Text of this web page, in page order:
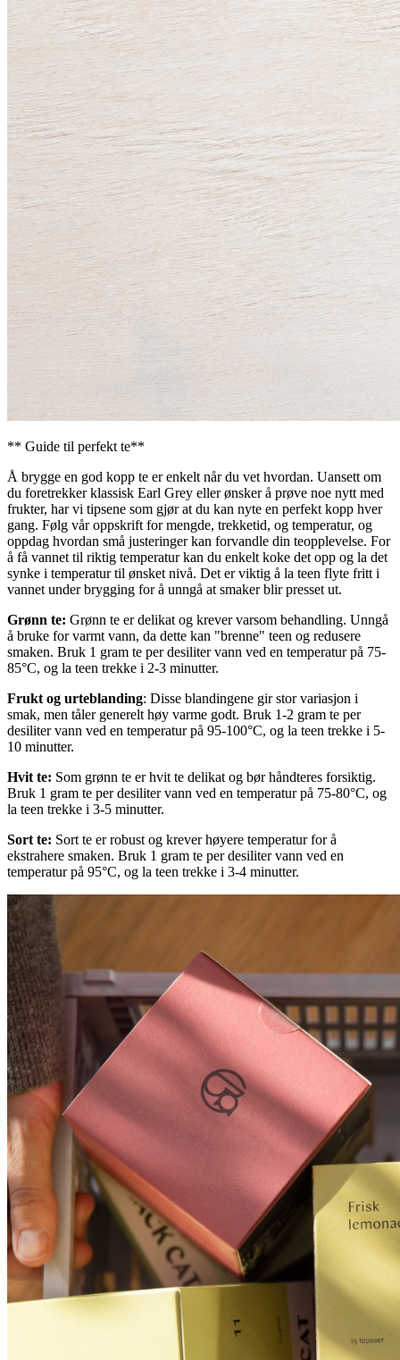
** Guide til perfekt te**
Å brygge en god kopp te er enkelt når du vet hvordan. Uansett om
du foretrekker klassisk Earl Grey eller ønsker å prøve noe nytt med
frukter, har vi tipsene som gjør at du kan nyte en perfekt kopp hver
gang. Følg vår oppskrift for mengde, trekketid, og temperatur, og
oppdag hvordan små justeringer kan forvandle din teopplevelse. For
å få vannet til riktig temperatur kan du enkelt koke det opp og la det
synke i temperatur til ønsket nivå. Det er viktig å la teen flyte fritt i
vannet under brygging for å unngå at smaker blir presset ut.
Grønn te: Grønn te er delikat og krever varsom behandling. Unngå
å bruke for varmt vann, da dette kan "brenne" teen og redusere
smaken. Bruk 1 gram te per desiliter vann ved en temperatur på 75-
85°C, og la teen trekke i 2-3 minutter.
Frukt og urteblanding: Disse blandingene gir stor variasjon i
smak, men tåler generelt høy varme godt. Bruk 1-2 gram te per
desiliter vann ved en temperatur på 95-100°C, og la teen trekke i 5-
10 minutter.
Hvit te: Som grønn te er hvit te delikat og bør håndteres forsiktig.
Bruk 1 gram te per desiliter vann ved en temperatur på 75-80°C, og
la teen trekke i 3-5 minutter.
Sort te: Sort te er robust og krever høyere temperatur for å
ekstrahere smaken. Bruk 1 gram te per desiliter vann ved en
temperatur på 95°C, og la teen trekke i 3-4 minutter.